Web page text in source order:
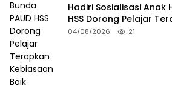
Hadiri Sosialisasi Anak
HSS Dorong Pelajar
Baik
04/08/2026 21